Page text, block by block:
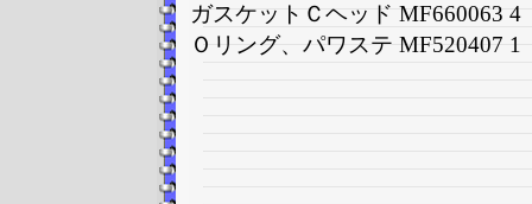
ガスケットＣヘッド MF660063 4
Ｏリング、パワステ MF520407 1